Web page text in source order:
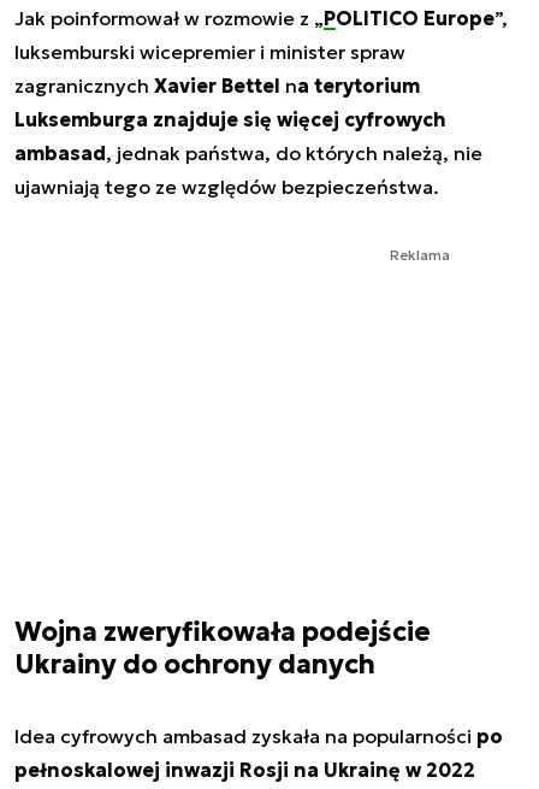
Jak poinformował w rozmowie z „POLITICO Europe”,
luksemburski wicepremier i minister spraw
zagranicznych Xavier Bettel na terytorium
Luksemburga znajduje się więcej cyfrowych
ambasad, jednak państwa, do których należą, nie
ujawniają tego ze względów bezpieczeństwa.
Reklama
Wojna zweryfikowała podejście
Ukrainy do ochrony danych
Idea cyfrowych ambasad zyskała na popularności po
pełnoskalowej inwazji Rosji na Ukrainę w 2022